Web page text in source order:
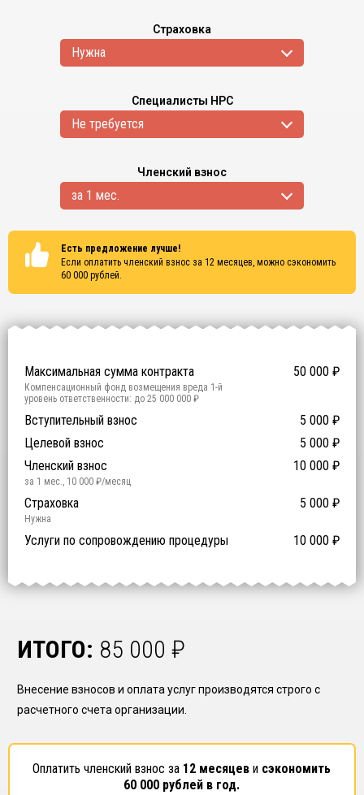
Страховка
Нужна
Специалисты НРС
Не требуется
Членский взнос
за 1 мес.
Есть предложение лучше!
Если оплатить членский взнос за 12 месяцев, можно сэкономить
60 000 рублей.
Сертификаты
Максимальная сумма контракта
50 000 ₽
Компенсационный фонд возмещения вреда 1 -й
уровень ответственности: до 25 000 000 ₽
Участие в гос. тендерах и аукционах 0 ₽
Компенсационный фонд договорных обязательств
й уровень ответственности:
Вступительный взнос 5 000 ₽
Целевой взнос
5 000 ₽
Членский взнос
10 000 ₽
за 1 мес., 10 000 ₽/месяц
Предоставление специалистов НРС 0 ₽
0₽ за человека
Сертификат ISO 9001 14 500 ₽
ISO 9001
Сертификат ISO 14001 14 500 ₽
ISO 14001
Сертификат OHSAS 18001 14 500 ₽
OHSAS 18001
Страховка 5 000 ₽
Нужна
Услуги по сопровождению процедуры 10 000 ₽
ИТОГО: 85 000 ₽
Внесение взносов и оплата услуг производятся строго с
расчетного счета организации.
Оплатить членский взнос за 12 месяцев и сэкономить
60 000 рублей в год.